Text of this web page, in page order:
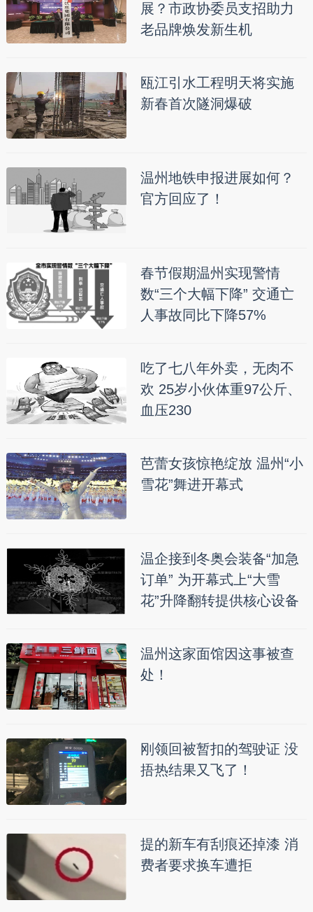
展？市政协委员支招助力
老品牌焕发新生机
瓯江引水工程明天将实施
新春首次隧洞爆破
温州地铁申报进展如何？
官方回应了！
春节假期温州实现警情
数“三个大幅下降” 交通亡
人事故同比下降57%
吃了七八年外卖，无肉不
欢 25岁小伙体重97公斤、
血压230
芭蕾女孩惊艳绽放 温州“小
雪花”舞进开幕式
温企接到冬奥会装备“加急
订单” 为开幕式上“大雪
花”升降翻转提供核心设备
温州这家面馆因这事被查
处！
刚领回被暂扣的驾驶证 没
捂热结果又飞了！
提的新车有刮痕还掉漆 消
费者要求换车遭拒